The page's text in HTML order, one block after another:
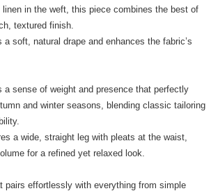
linen in the weft, this piece combines the best of
textured finish.
a soft, natural drape and enhances the fabric’s
a sense of weight and presence that perfectly
and winter seasons, blending classic tailoring
a wide, straight leg with pleats at the waist,
for a refined yet relaxed look.
pairs effortlessly with everything from simple